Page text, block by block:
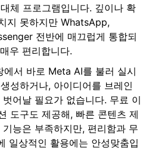
체 프로그램입니다. 깊이나 확
지 못하지만 WhatsApp,
전반에 매끄럽게 통합되
우 편리합니다.
서 바로 Meta AI를 불러 실시
성하거나, 아이디어를 브레인
어날 필요가 없습니다. 무료 이
도구도 제공해, 빠른 콘텐츠 제
능은 부족하지만, 편리함과 무
일상적인 활용에는 안성맞춤입